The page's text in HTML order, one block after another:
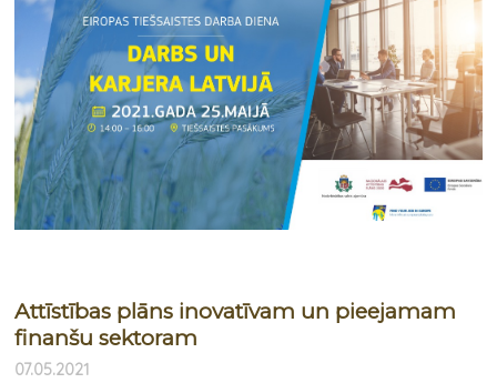
Attīstības plāns inovatīvam un pieejamam
finanšu sektoram
07.05.2021